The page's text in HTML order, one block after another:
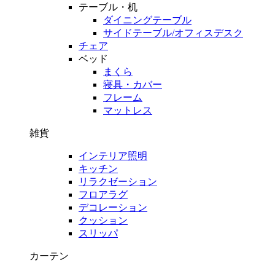
テーブル・机
ダイニングテーブル
サイドテーブル/オフィスデスク
チェア
ベッド
まくら
寝具・カバー
フレーム
マットレス
雑貨
インテリア照明
キッチン
リラクゼーション
フロアラグ
デコレーション
クッション
スリッパ
カーテン